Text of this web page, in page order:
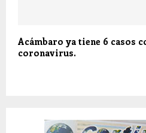
Acámbaro ya tiene 6 casos
coronavirus.